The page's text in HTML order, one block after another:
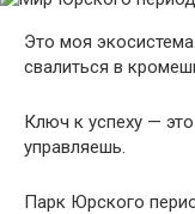
Это моя
свалиться в
Ключ к успеху —
управляешь.
Парк Юрского